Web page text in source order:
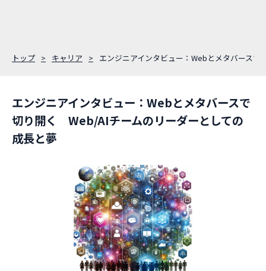
トップ キャリア エンジニアインタビュー：Webとメタバース
エンジニアインタビュー：Webとメタバースで
切り開く Web/AIチームのリーダーとしての
成長と夢